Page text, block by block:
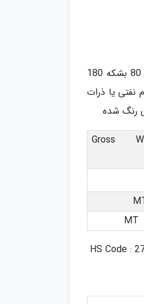
این ماده قابل عرضه بصورت بالک و یا بشکه های نو / دست دوم 180 کیلوگرمی با جنس فلکسی و یا ایزو می باشد. هر کانتینر 20 فوت گنجایش 80 بشکه 180
شامل وازلین، موم پارافین، موم نفتی یا ذرات
رنگ شده
Gross
HS Code :